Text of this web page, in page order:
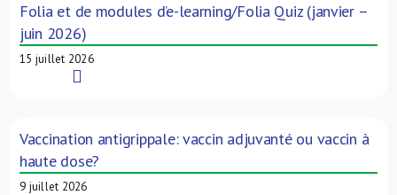
Folia et de modules d’e-learning/Folia Quiz (janvier –
juin 2026)
15 juillet 2026
Vaccination antigrippale: vaccin adjuvanté ou vaccin à
haute dose?
9 juillet 2026